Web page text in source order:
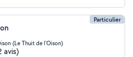
Particulier
(Le Thuit de l'Oison)
avis)